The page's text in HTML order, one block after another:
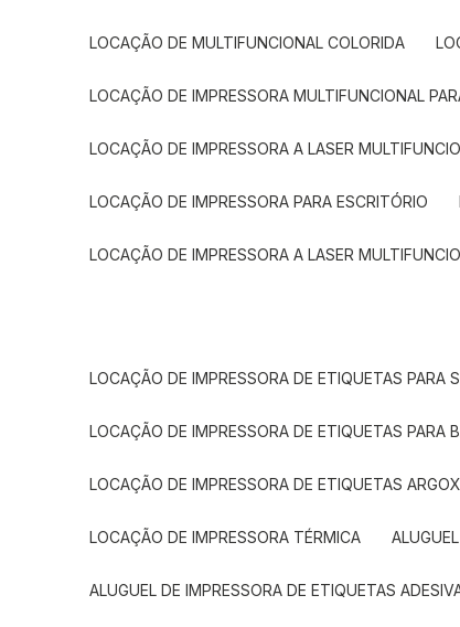
LOCAÇÃO DE MULTIFUNCIONAL COLORIDA
LOCAÇÃO DE IMPRESSORA MULTIFUNCIONAL
LOCAÇÃO DE IMPRESSORA A LASER
LOCAÇÃO DE IMPRESSORA PARA ESCRITÓRIO
LOCAÇÃO DE IMPRESSORA A LASER
LOCAÇÃO DE IMPRESSORA DE ETIQUETAS PARA
LOCAÇÃO DE IMPRESSORA DE ETIQUETAS PARA
LOCAÇÃO DE IMPRESSORA DE ETIQUETAS ARGOX
LOCAÇÃO DE IMPRESSORA TÉRMICA
ALUGUEL DE IMPRESSORA DE ETIQUETAS